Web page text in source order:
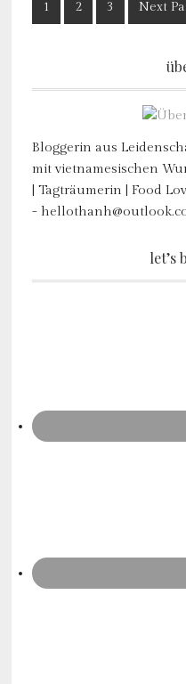
1 2 3 Next
Bloggerin aus
mit vietnamesischen
| Tagträumerin | Food
-
let’s